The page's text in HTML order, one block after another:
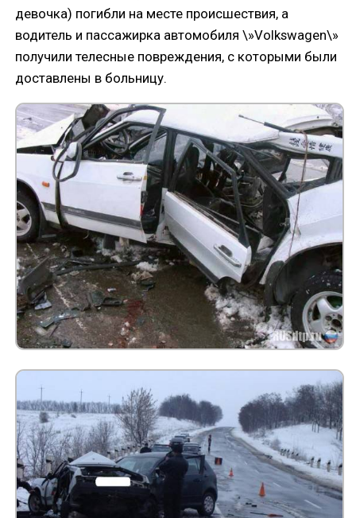
девочка) погибли на месте происшествия, а
водитель и пассажирка автомобиля \»Volkswagen\»
получили телесные повреждения, с которыми были
доставлены в больницу.